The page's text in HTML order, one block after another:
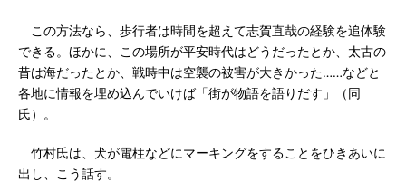
この方法なら、歩行者は時間を超えて志賀直哉の経験を追体験
できる。ほかに、この場所が平安時代はどうだったとか、太古の
昔は海だったとか、戦時中は空襲の被害が大きかった……などと
各地に情報を埋め込んでいけば「街が物語を語りだす」（同
氏）。
竹村氏は、犬が電柱などにマーキングをすることをひきあいに
出し、こう話す。